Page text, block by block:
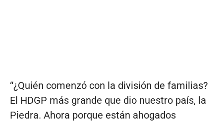
“¿Quién comenzó con la división de familias?
El HDGP más grande que dio nuestro país, la
Piedra. Ahora porque están ahogados